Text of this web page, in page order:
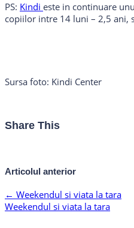
PS: Kindi este in continuare
copiilor intre 14 luni – 2,5 ani,
Sursa foto: Kindi Center
Share This
Articolul anterior
← Weekendul si viata la tara
Weekendul si viata la tara